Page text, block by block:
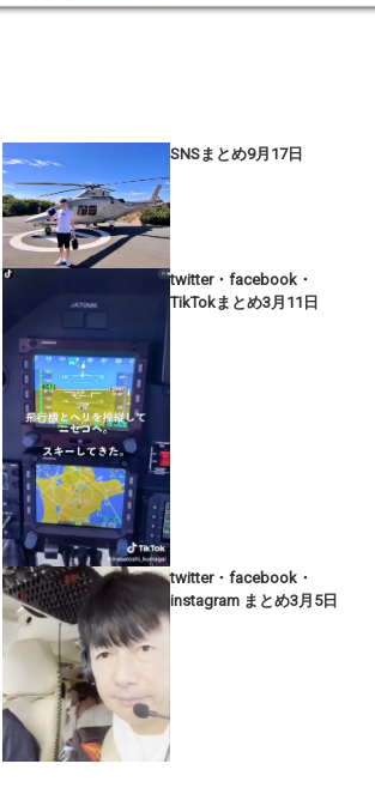
SNSまとめ9月17日
twitter・facebook・
TikTokまとめ3月11日
twitter・facebook・
instagram まとめ3月5日